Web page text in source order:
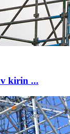
kirin ...